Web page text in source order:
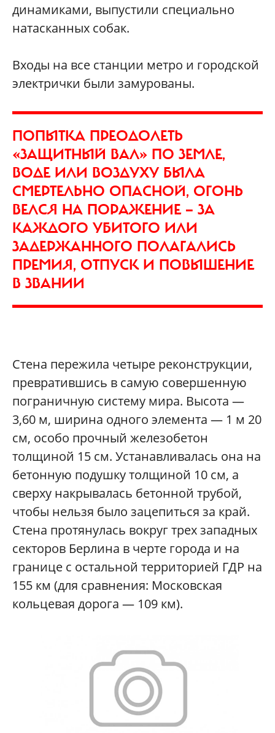
динамиками, выпустили специально
натасканных собак.
Входы на все станции метро и городской
электрички были замурованы.
ПОПЫТКА ПРЕОДОЛЕТЬ
«ЗАЩИТНЫЙ ВАЛ» ПО ЗЕМЛЕ,
ВОДЕ ИЛИ ВОЗДУХУ БЫЛА
СМЕРТЕЛЬНО ОПАСНОЙ, ОГОНЬ
ВЕЛСЯ НА ПОРАЖЕНИЕ — ЗА
КАЖДОГО УБИТОГО ИЛИ
ЗАДЕРЖАННОГО ПОЛАГАЛИСЬ
ПРЕМИЯ, ОТПУСК И ПОВЫШЕНИЕ
В ЗВАНИИ
Стена пережила четыре реконструкции,
превратившись в самую совершенную
пограничную систему мира. Высота —
3,60 м, ширина одного элемента — 1 м 20
см, особо прочный железобетон
толщиной 15 см. Устанавливалась она на
бетонную подушку толщиной 10 см, а
сверху накрывалась бетонной трубой,
чтобы нельзя было зацепиться за край.
Стена протянулась вокруг трех западных
секторов Берлина в черте города и на
границе с остальной территорией ГДР на
155 км (для сравнения: Московская
кольцевая дорога — 109 км).